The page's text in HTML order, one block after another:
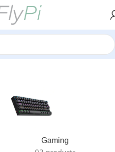
Gaming